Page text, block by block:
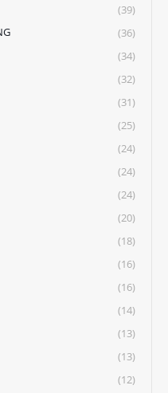
(39)
(36)
(34)
(32)
(31)
(25)
(24)
(24)
(24)
(20)
(18)
(16)
(16)
(14)
(13)
(13)
(12)